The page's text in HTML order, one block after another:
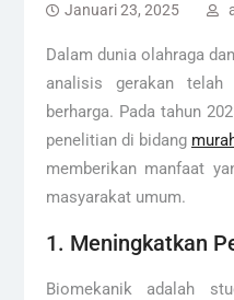
Januari 23, 2025
Dalam dunia olahraga
analisis gerakan
berharga. Pada tahun
penelitian di bidang
memberikan manfaat
masyarakat umum.
1. Meningkatkan
Biomekanik adalah